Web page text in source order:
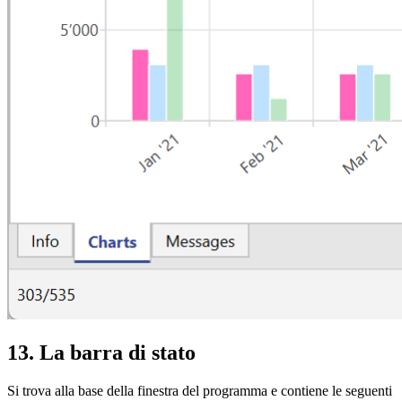
13. La barra di stato
Si trova alla base della finestra del programma e contiene le seguenti